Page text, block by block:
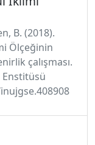
B. (2018).
Ölçeğinin
çalışması.